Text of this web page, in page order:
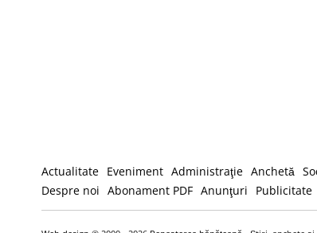
Actualitate Eveniment Administraţie Anchetă
Despre noi Abonament PDF Anunţuri Publicitate